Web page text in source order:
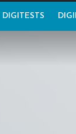
DIGITESTS